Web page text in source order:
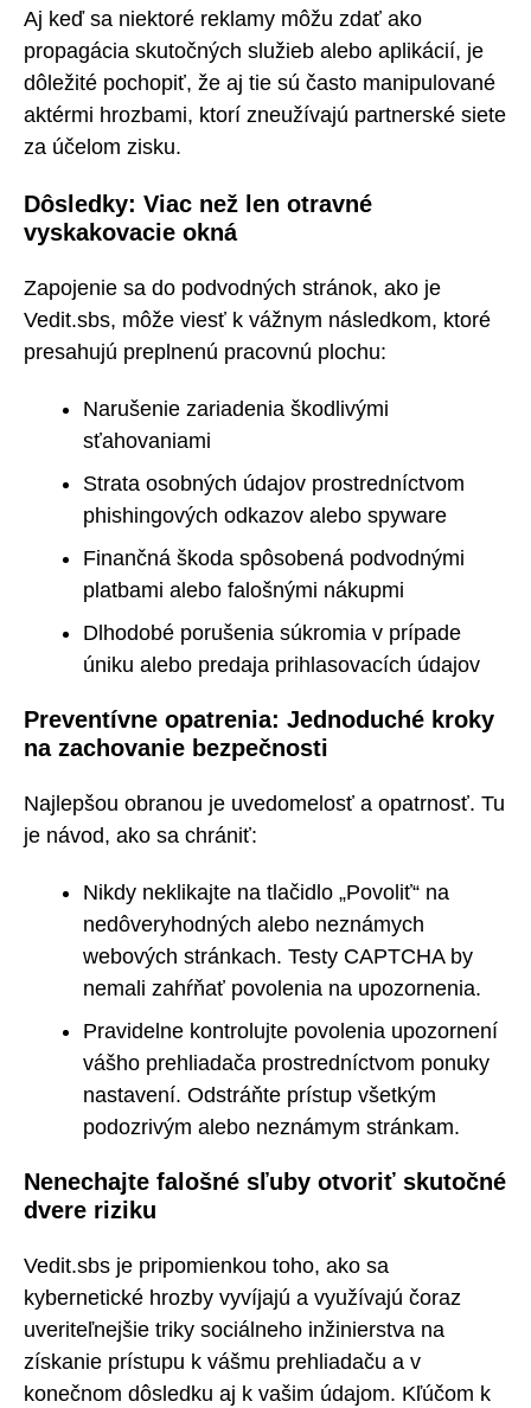
Aj keď sa niektoré reklamy môžu zdať ako
propagácia skutočných služieb alebo aplikácií, je
dôležité pochopiť, že aj tie sú často manipulované
aktérmi hrozbami, ktorí zneužívajú partnerské siete
za účelom zisku.
Dôsledky: Viac než len otravné
vyskakovacie okná
Zapojenie sa do podvodných stránok, ako je
Vedit.sbs, môže viesť k vážnym následkom, ktoré
presahujú preplnenú pracovnú plochu:
Narušenie zariadenia škodlivými
sťahovaniami
Strata osobných údajov prostredníctvom
phishingových odkazov alebo spyware
Finančná škoda spôsobená podvodnými
platbami alebo falošnými nákupmi
Dlhodobé porušenia súkromia v prípade
úniku alebo predaja prihlasovacích údajov
Preventívne opatrenia: Jednoduché kroky
na zachovanie bezpečnosti
Najlepšou obranou je uvedomelosť a opatrnosť. Tu
je návod, ako sa chrániť:
Nikdy neklikajte na tlačidlo „Povoliť“ na
nedôveryhodných alebo neznámych
webových stránkach. Testy CAPTCHA by
nemali zahŕňať povolenia na upozornenia.
Pravidelne kontrolujte povolenia upozornení
vášho prehliadača prostredníctvom ponuky
nastavení. Odstráňte prístup všetkým
podozrivým alebo neznámym stránkam.
Nenechajte falošné sľuby otvoriť skutočné
dvere riziku
Vedit.sbs je pripomienkou toho, ako sa
kybernetické hrozby vyvíjajú a využívajú čoraz
uveriteľnejšie triky sociálneho inžinierstva na
získanie prístupu k vášmu prehliadaču a v
konečnom dôsledku aj k vašim údajom. Kľúčom k